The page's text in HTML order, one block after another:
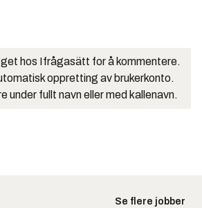
hos Ifrågasätt for å kommentere.
oppretting av brukerkonto.
under fullt navn eller med kallenavn.
Se flere jobber